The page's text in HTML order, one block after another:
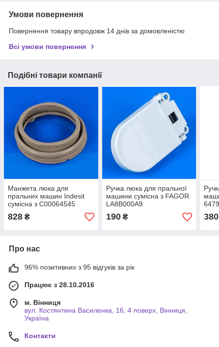
Умови повернення
Повернення товару впродовж 14 днів за домовленістю
Всі умови повернення
Подібні товари компанії
Манжета люка для
пральних машин Indesit
сумісна з C00064545
828 ₴
Ручка люка для пральної
машини сумісна з FAGOR
LA8B000A9
190₴ 380
Про нас
96% позитивних з 95 відгуків за рік
Працює з 28.10.2016
м. Вінниця
вул. Костянтина Василенка, 16, 4 поверх, Вінниця,
Україна
Контакти